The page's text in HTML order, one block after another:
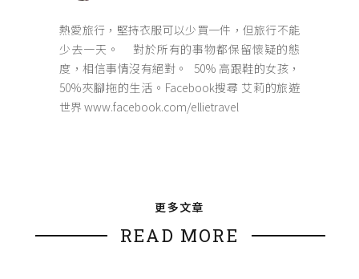
熱愛旅行，堅持衣服可以少買一件，但旅行不能
少去一天。 對於所有的事物都保留懷疑的態
度，相信事情沒有絕對。 50% 高跟鞋的女孩，
50%夾腳拖的生活。Facebook搜尋 艾莉的旅遊
世界 www.facebook.com/ellietravel
更多文章
READ MORE